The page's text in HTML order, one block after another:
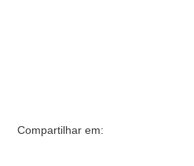
Compartilhar em: